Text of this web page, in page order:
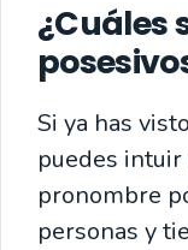
¿Cuáles
Si ya has
puedes
pronombre
personas y